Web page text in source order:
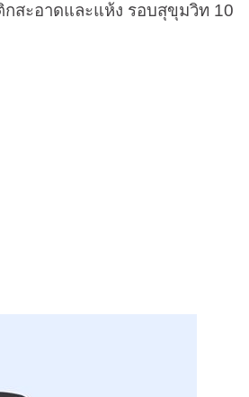
สะอาดและแห้ง รอบสุขุมวิท 10